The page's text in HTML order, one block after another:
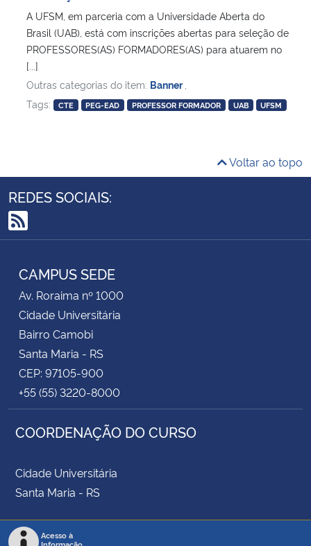
Gabinete de Segurança Institucional
Advocacia-Geral da União
Banco Central do Brasil
A UFSM, em parceria com a Universidade Aberta do
Brasil (UAB), está com inscrições abertas para seleção de
PROFESSORES(AS) FORMADORES(AS) para atuarem no
[...]
Outras categorias do item: Banner
Tags:
CTE PEG-EAD PROFESSOR FORMADOR UAB UFSM
Voltar ao topo
REDES SOCIAIS:
RSS
CAMPUS SEDE
Av. Roraima nº 1000
Cidade Universitária
Bairro Camobi
Santa Maria - RS
CEP: 97105-900
+55 (55) 3220-8000
COORDENAÇÃO DO CURSO
Cidade Universitária
Santa Maria - RS
Acesso à